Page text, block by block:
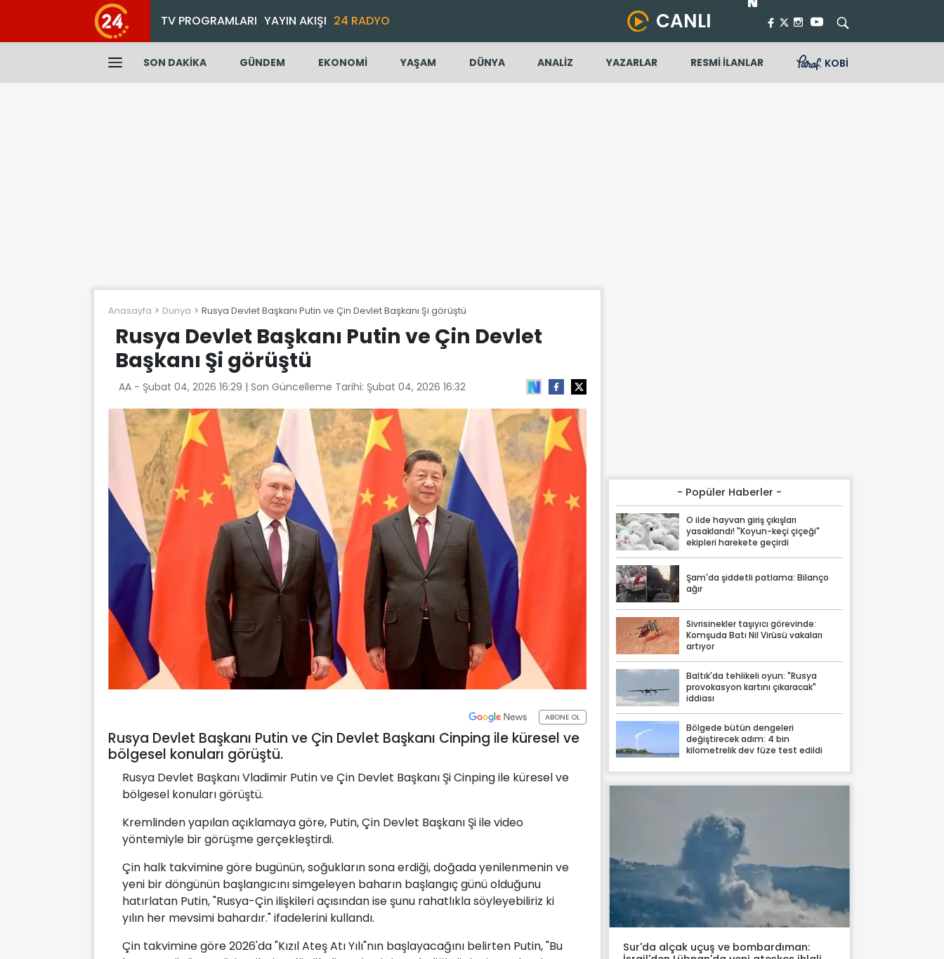
TV PROGRAMLARI YAYIN AKIŞI 24 RADYO CANLI
SON DAKİKA GÜNDEM EKONOMİ YAŞAM DÜNYA ANALİZ YAZARLAR RESMİ İLANLAR KOBİ
Anasayfa Dunya Rusya Devlet Başkanı Putin ve Çin Devlet Başkanı Şi görüştü
Rusya Devlet Başkanı Putin ve Çin Devlet
Başkanı Şi görüştü
AA - Şubat 04, 2026 16:29 | Son Güncelleme Tarihi: Şubat 04, 2026 16:32
ABONE OL
Rusya Devlet Başkanı Putin ve Çin Devlet Başkanı Cinping ile küresel ve
bölgesel konuları görüştü.
Rusya Devlet Başkanı Vladimir Putin ve Çin Devlet Başkanı Şi Cinping ile küresel ve
bölgesel konuları görüştü.
Kremlinden yapılan açıklamaya göre, Putin, Çin Devlet Başkanı Şi ile video
yöntemiyle bir görüşme gerçekleştirdi.
Çin halk takvimine göre bugünün, soğukların sona erdiği, doğada yenilenmenin ve
yeni bir döngünün başlangıcını simgeleyen baharın başlangıç günü olduğunu
hatırlatan Putin, "Rusya-Çin ilişkileri açısından ise şunu rahatlıkla söyleyebiliriz ki
yılın her mevsimi bahardır." ifadelerini kullandı.
Çin takvimine göre 2026'da "Kızıl Ateş Atı Yılı"nın başlayacağını belirten Putin, "Bu
- Popüler Haberler -
O ilde hayvan giriş çıkışları
yasaklandı! "Koyun-keçi çiçeği"
ekipleri harekete geçirdi
Şam'da şiddetli patlama: Bilanço
ağır
Sivrisinekler taşıyıcı görevinde:
Komşuda Batı Nil Virüsü vakaları
artıyor
Baltık'da tehlikeli oyun: "Rusya
provokasyon kartını çıkaracak"
iddiası
Bölgede bütün dengeleri
değiştirecek adım: 4 bin
kilometrelik dev füze test edildi
Sur'da alçak uçuş ve bombardıman: